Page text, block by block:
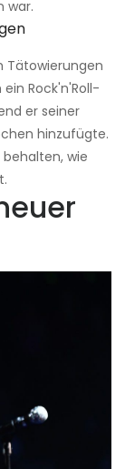
war.
Tätowierungen
Rock'n'Roll-
er seiner
hinzufügte.
behalten, wie